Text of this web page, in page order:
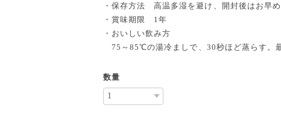
・保存方法 高温多湿を避け、開封後はお早め
・賞味期限 1年
・おいしい飲み方
75～85℃の湯冷ましで、30秒ほど蒸らす。
数量